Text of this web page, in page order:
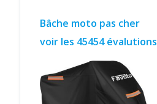
Bâche moto pas cher
voir les 45454 évalutions